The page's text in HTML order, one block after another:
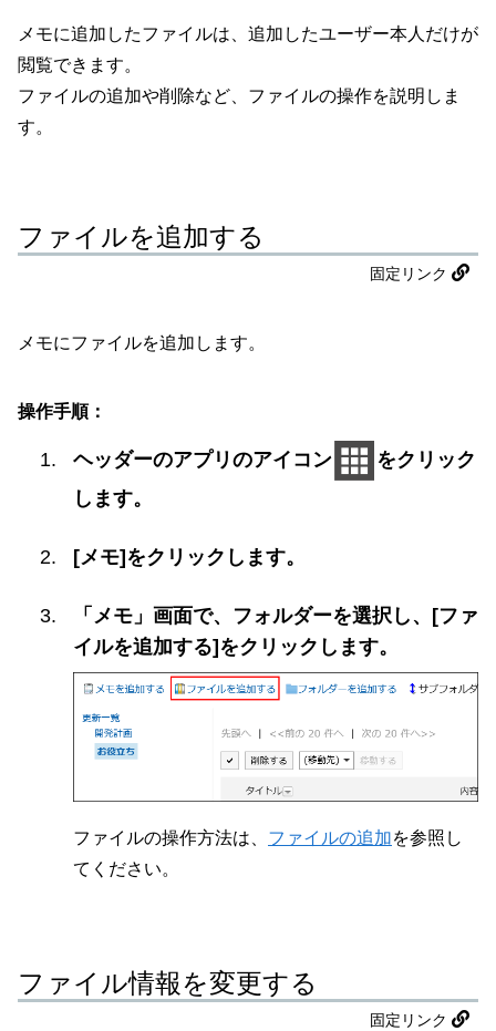
メモに追加したファイルは、追加したユーザー本人だけが
閲覧できます。
ファイルの追加や削除など、ファイルの操作を説明しま
す。
ファイルを追加する
固定リンク
メモにファイルを追加します。
操作手順：
ヘッダーのアプリのアイコン
をクリック
します。
[メモ]をクリックします。
「メモ」画面で、フォルダーを選択し、[ファ
イルを追加する]をクリックします。
ファイルの操作方法は、 ファイルの追加を参照し
てください。
ファイル情報を変更する
固定リンク